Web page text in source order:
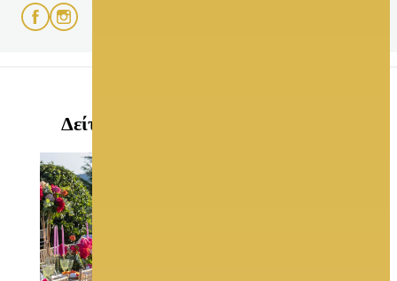
Δείτε ακόμη στο GamosPortal.gr